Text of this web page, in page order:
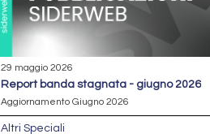
29 maggio 2026
report banda stagnata - giugno 2026
Aggiornamento Giugno 2026
Altri Speciali